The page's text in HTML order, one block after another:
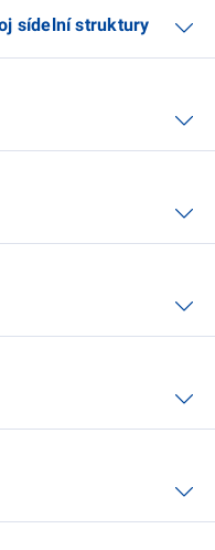
sídelní struktury